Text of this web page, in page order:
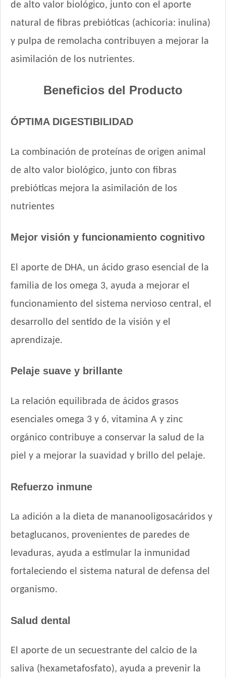
Maxxium Perro Adulto Pollo de Campo y Arroz
Mi Amigo Perro Adulto
MisterPet Perro Adulto Control de Peso
Nature Perro Adulto de Raza Pequeña
Nutribon Plus Perro Adulto Pequeño
Nutribon XQ Raza Pequeña
Nutrique Healthy Weight Dog
Odwalla Perro Adulto
Old Prince Equilibrium Perro Adulto Control de peso Pollo y
Old Prince Equilibrium Perro Adulto Razas Pequeñas
Old Prince Proteínas Noveles Perro Adulto Light Cordero y
Arroz Integral
Cordero y Arroz Integral
One Perro Adulto Mini con Pollo y Carne
Pedigree Perro Adulto Razas Pequeñas Sabor Carne Y
Pro Plan Perro Adulto Piel Sensible Pequeño
Pro Plan Perro Exigent Adulto Pequeño
Pro Plan Perro Piel y Estómago Sensible Adulto Pequeño
Pro Plan Perro Veterinary Diets Función Renal
Pro Plan Perro Veterinary Diets Gastrointestinal
Pro Plan Perro Veterinary Diets Neurológico Neurocare
Pro Plan Perro Veterinary Diets Urinary
Profesional Vet Super Premium Perro Adulto Cordero y Arroz
Protemix Perro Adulto Mordida Pequeña
Provet Alta Performance Perro Adulto Mordida Pequeña
Calorías
Pupy Food Premium Perro Adulto Mordida Pequeña
Rosco Perro Adulto Carne
Rosco Perro Adulto Cocktail
de alto valor biológico, junto con el aporte
natural de fibras prebióticas (achicoria: inulina)
y pulpa de remolacha contribuyen a mejorar la
asimilación de los nutrientes.
Beneficios del Producto
ÓPTIMA DIGESTIBILIDAD
La combinación de proteínas de origen animal
de alto valor biológico, junto con fibras
prebióticas mejora la asimilación de los
nutrientes
Mejor visión y funcionamiento cognitivo
El aporte de DHA, un ácido graso esencial de la
familia de los omega 3, ayuda a mejorar el
funcionamiento del sistema nervioso central, el
desarrollo del sentido de la visión y el
aprendizaje.
Pelaje suave y brillante
La relación equilibrada de ácidos grasos
esenciales omega 3 y 6, vitamina A y zinc
orgánico contribuye a conservar la salud de la
piel y a mejorar la suavidad y brillo del pelaje.
Refuerzo inmune
La adición a la dieta de mananooligosacáridos y
betaglucanos, provenientes de paredes de
levaduras, ayuda a estimular la inmunidad
fortaleciendo el sistema natural de defensa del
organismo.
Salud dental
El aporte de un secuestrante del calcio de la
saliva (hexametafosfato), ayuda a prevenir la